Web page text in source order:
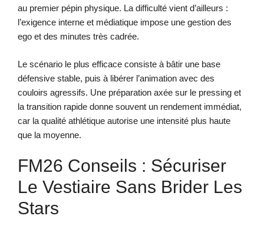
au premier pépin physique. La difficulté vient d’ailleurs :
l’exigence interne et médiatique impose une gestion des
ego et des minutes très cadrée.
Le scénario le plus efficace consiste à bâtir une base
défensive stable, puis à libérer l’animation avec des
couloirs agressifs. Une préparation axée sur le pressing et
la transition rapide donne souvent un rendement immédiat,
car la qualité athlétique autorise une intensité plus haute
que la moyenne.
FM26 Conseils : Sécuriser
Le Vestiaire Sans Brider Les
Stars